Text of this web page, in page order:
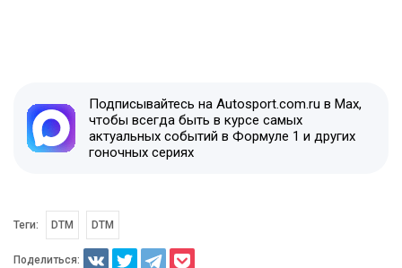
Подписывайтесь на Autosport.com.ru в Max,
чтобы всегда быть в курсе самых
актуальных событий в Формуле 1 и других
гоночных сериях
Теги: DTM DTM
Поделиться: